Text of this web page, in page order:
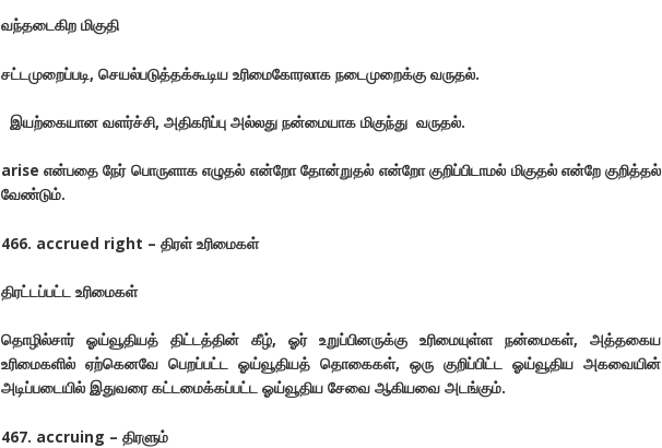
வந்தடைகிற மிகுதி
சட்டமுறைப்படி, செயல்படுத்தக்கூடிய உரிமைகோரலாக நடைமுறைக்கு வருதல்.
இயற்கையான வளர்ச்சி, அதிகரிப்பு அல்லது நன்மையாக மிகுந்து வருதல்.
arise என்பதை நேர் பொருளாக எழுதல் என்றோ தோன்றுதல் என்றோ குறிப்பிடாமல் மிகுதல் என்றே குறித்தல்
வேண்டும்.
466. accrued right – திரள் உரிமைகள்
திரட்டப்பட்ட உரிமைகள்
தொழில்சார் ஓய்வூதியத் திட்டத்தின் கீழ், ஓர் உறுப்பினருக்கு உரிமையுள்ள நன்மைகள், அத்தகைய
உரிமைகளில் ஏற்கெனவே பெறப்பட்ட ஓய்வூதியத் தொகைகள், ஒரு குறிப்பிட்ட ஓய்வூதிய அகவையின்
அடிப்படையில் இதுவரை கட்டமைக்கப்பட்ட ஓய்வூதிய சேவை ஆகியவை அடங்கும்.
467. accruing – திரளும்